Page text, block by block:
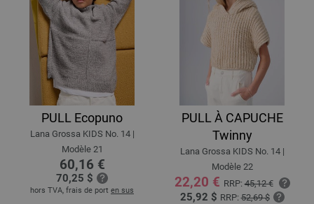
PULL Ecopuno
Lana Grossa KIDS No. 14 |
Modèle 21
60,16 €
70,25 $
hors TVA, frais de port en sus
PULL À CAPUCHE
Twinny
Lana Grossa KIDS No. 14 |
Modèle 22
22,20 € RRP:45,12 €
25,92 $ RRP:52,69 $